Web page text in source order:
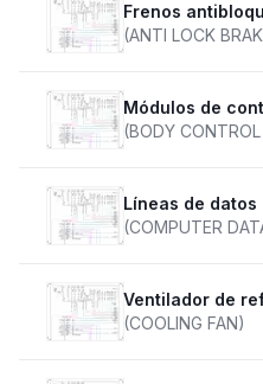
Frenos
(ANTI LOCK
Módulos de
(BODY
Líneas de datos de
(COMPUTER
Ventilador de
(COOLING FAN)